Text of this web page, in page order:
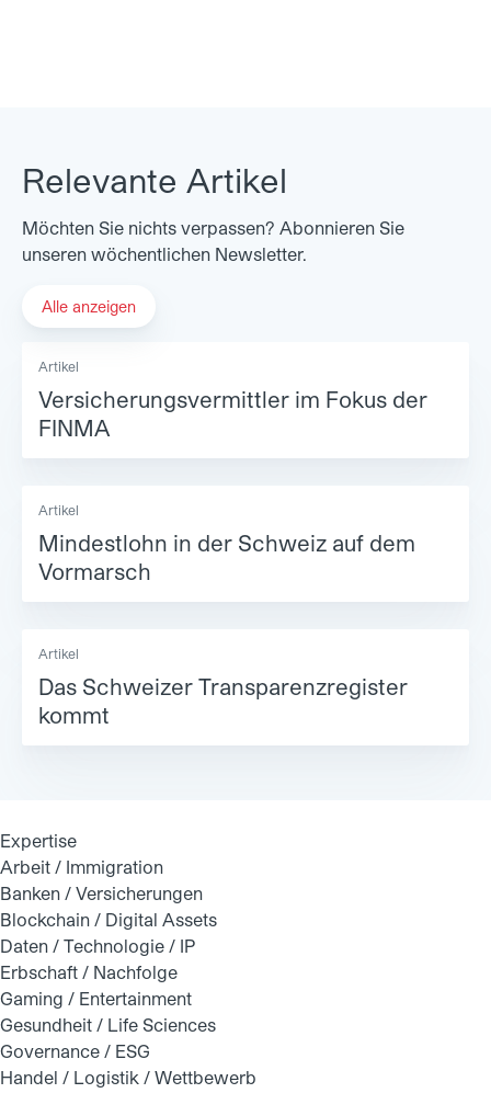
Relevante Artikel
Möchten Sie nichts verpassen? Abonnieren Sie
unseren wöchentlichen Newsletter.
Alle anzeigen
Artikel
Versicherungsvermittler im Fokus der
FINMA
Artikel
Mindestlohn in der Schweiz auf dem
Vormarsch
Artikel
Das Schweizer Transparenzregister
kommt
Expertise
Arbeit / Immigration
Banken / Versicherungen
Blockchain / Digital Assets
Daten / Technologie / IP
Erbschaft / Nachfolge
Gaming / Entertainment
Gesundheit / Life Sciences
Governance / ESG
Handel / Logistik / Wettbewerb